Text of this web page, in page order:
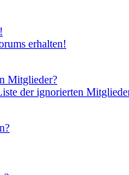
erhalten!
Mitglieder?
der ignorierten